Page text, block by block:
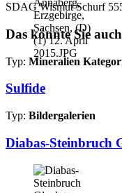
SDAG Wismut Schurf
Das könnte Sie
Typ: Mineralien
Sulfide
Typ: Bildergalerien
Diabas-Steinbruch